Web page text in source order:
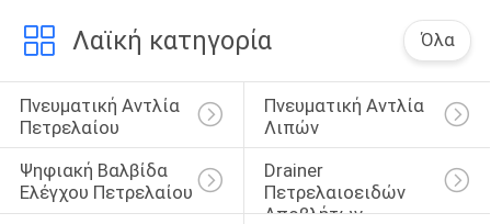
Λαϊκή κατηγορία Όλα
Πνευματική Αντλία
Πετρελαίου
Πνευματική Αντλία
Λιπών
Ψηφιακή Βαλβίδα
Ελέγχου Πετρελαίου
Drainer
Πετρελαιοειδών
Αποβλήτων